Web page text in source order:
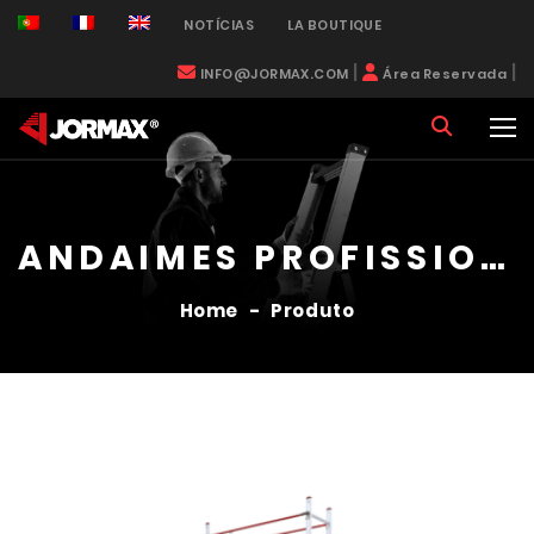
NOTÍCIAS LA BOUTIQUE
INFO@JORMAX.COM | Área Reservada
ANDAIMES PROFISSIONAIS
Home - Produto